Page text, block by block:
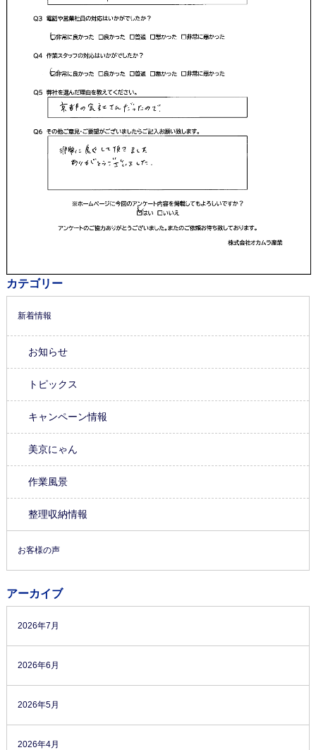
カテゴリー
新着情報
お知らせ
トピックス
キャンペーン情報
美京にゃん
作業風景
整理収納情報
お客様の声
アーカイブ
2026年7月
2026年6月
2026年5月
2026年4月